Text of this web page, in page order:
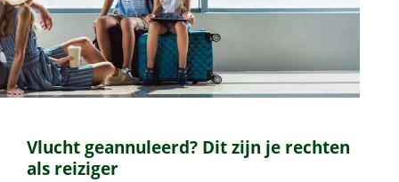
Vlucht geannuleerd? Dit zijn je rechten
als reiziger